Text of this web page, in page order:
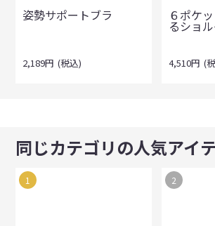
姿勢サポートブラ
2,189円 (税込)
６ポケ
るショ
4,510円 (
同じカテゴリの人気アイ
1 2